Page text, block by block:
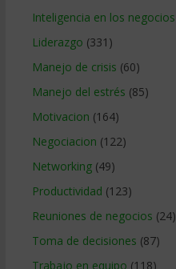
Inteligencia en los negocios
Liderazgo (331)
Manejo de crisis (60)
Manejo del estrés (85)
Motivacion (164)
Negociacion (122)
Networking(49)
Productividad (123)
Reuniones de negocios (24)
Toma de decisiones (87)
Trabajo en equipo (118)